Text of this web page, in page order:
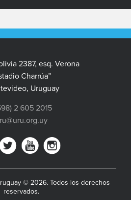
2387, esq. Verona
Charrúa”
Uruguay
2 605 2015
© 2026. Todos los derechos
reservados.